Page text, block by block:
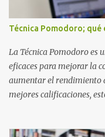
(Puede ser: Ensayo
Nombre completo del
escrito La clase, materia
o catedrático Ciudad y
Técnica Pomodoro; qué
La Técnica Pomodoro es
eficaces para mejorar la
aumentar el rendimiento
mejores calificaciones,